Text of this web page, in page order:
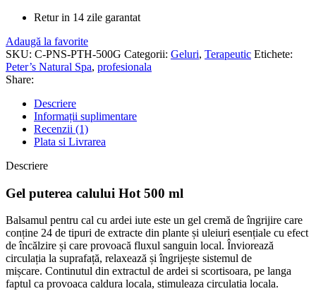
Retur in 14 zile garantat
Adaugă la favorite
SKU: C-PNS-PTH-500G Categorii: Geluri, Terapeutic Etichete:
Peter’s Natural Spa, profesionala
Share:
Descriere
Informații suplimentare
Recenzii (1)
Plata si Livrarea
Descriere
Gel puterea calului Hot 500 ml
Balsamul pentru cal cu ardei iute este un gel cremă de îngrijire care
conține 24 de tipuri de extracte din plante și uleiuri esențiale cu efect
de încălzire și care provoacă fluxul sanguin local. Înviorează
circulația la suprafață, relaxează și îngrijește sistemul de
mișcare. Continutul din extractul de ardei si scortisoara, pe langa
faptul ca provoaca caldura locala, stimuleaza circulatia locala.